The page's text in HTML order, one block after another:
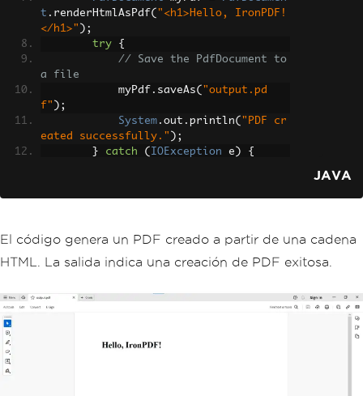
t . renderHtmlAsPdf( "<h1>Hello, IronPDF!
</h1>" );
try
{
// Save the PdfDocument to
a file
            myPdf
. saveAs( "output.pd
f" );
System . out . println( "PDF cr
eated successfully." );
}
catch ( IOException e )
{
}
JAVA
El código genera un PDF creado a partir de una cadena
HTML. La salida indica una creación de PDF exitosa.